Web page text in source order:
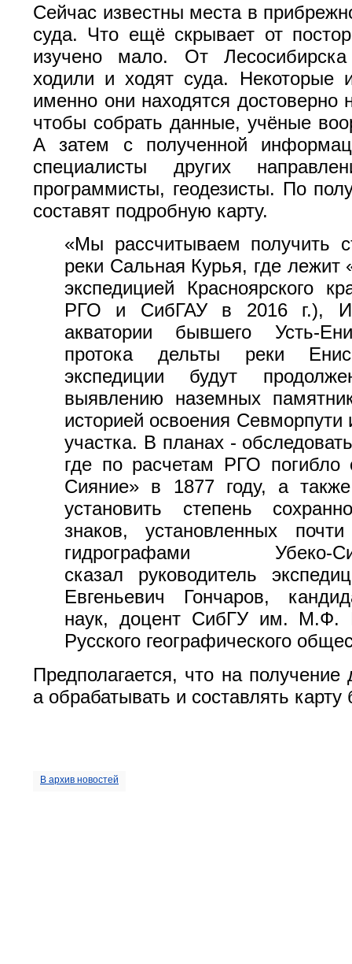
Сейчас известны места в
суда. Что ещё скрывает от
изучено мало. От
ходили и ходят суда. Некоторые
именно они находятся достоверно
чтобы собрать данные, учёные
А затем с полученной
специалисты других
программисты, геодезисты. По
составят подробную карту.
«Мы рассчитываем получить
реки Сальная Курья, где лежит
экспедицией Красноярского
РГО и СибГАУ в 2016 г.),
акватории бывшего Усть-
протока дельты реки
экспедиции будут
выявлению наземных
историей освоения Севморпути
участка. В планах -
где по расчетам РГО погибло
Сияние» в 1877 году, а
установить степень
знаков, установленных
гидрографами
сказал руководитель
Евгеньевич Гончаров,
наук, доцент СибГУ им. М.Ф.
Русского географического
Предполагается, что на
а обрабатывать и составлять карту
В архив новостей